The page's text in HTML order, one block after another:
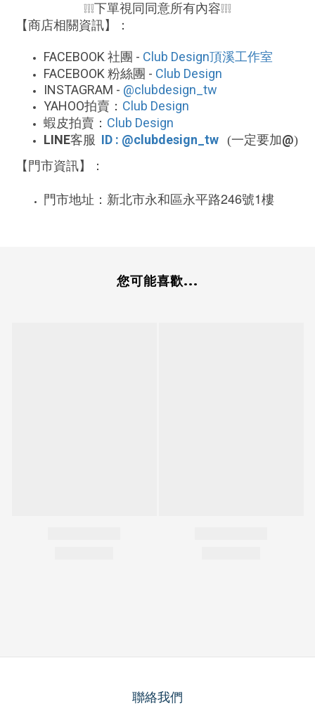
❕❕❕下單視同同意所有內容❕❕❕
【商店相關資訊】：
FACEBOOK 社團 - Club Design頂溪工作室
FACEBOOK 粉絲團 - Club Design
INSTAGRAM - @clubdesign_tw
YAHOO拍賣： Club Design
蝦皮拍賣： Club Design
LINE客服 ID : @clubdesign_tw (一定要加@)
【門市資訊】：
門市地址：新北市永和區永平路246號1樓
您可能喜歡...
聯絡我們